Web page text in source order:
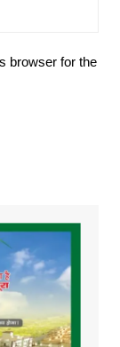
browser for the